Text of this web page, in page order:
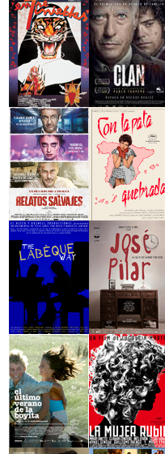
>La ley del deseo
>Qué he hecho yo
para...
>Entre tinieblas >El Clan
>Relatos Salvajes
>Con la pata
quebrada
>The Labèque Way >José y Pilar